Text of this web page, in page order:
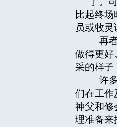
比起终
员或牧
再者
做得更好
采的样子
许多
们在工作
神父和修
理准备来